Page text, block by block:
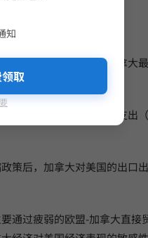
导渠道。鉴于美国是加拿大
持续下滑，个人消费支出
策后，加拿大对美国的出口
通过疲弱的欧盟-加拿大直
知
取